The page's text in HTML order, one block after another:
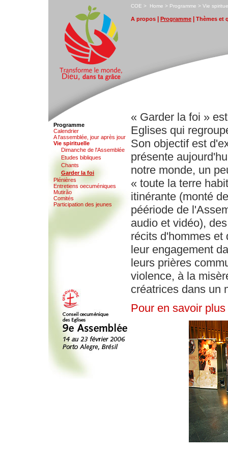
COE > Home > Programme > Vie
A propos Programme Thèmes et
Programme
Calendrier
A l'assemblée, jour après jour
Vie spirituelle
Dimanche de l'Assemblée
Etudes bibliques
Chants
Garder la foi
Plénières
Entretiens oecuméniques
Mutirão
Comités
Participation des jeunes
« Garder la foi »
Eglises qui
Son objectif est
présente
notre monde, un
« toute la terre
itinérante (monté
péériode de
audio et vidéo),
récits d'hommes et
leur engagement
leurs prières
violence, à la
créatrices dans un
Pour en savoir